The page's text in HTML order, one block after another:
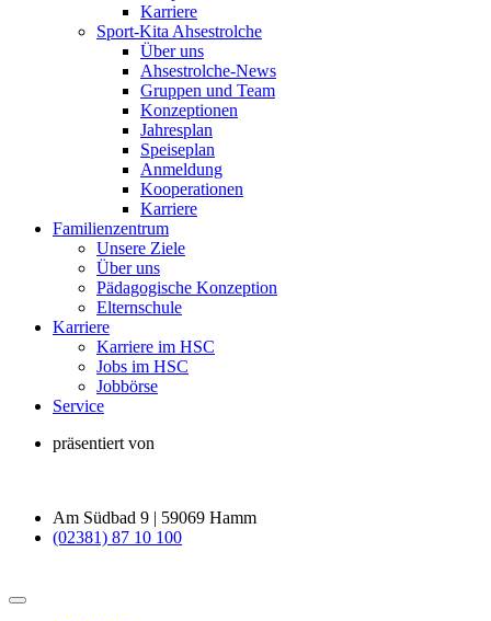
Karriere
Sport-Kita Ahsestrolche
Über uns
Ahsestrolche-News
Gruppen und Team
Konzeptionen
Jahresplan
Speiseplan
Anmeldung
Kooperationen
Karriere
Familienzentrum
Unsere Ziele
Über uns
Pädagogische Konzeption
Elternschule
Karriere
Karriere im HSC
Jobs im HSC
Jobbörse
Service
präsentiert von
Am Südbad 9 | 59069 Hamm
(02381) 87 10 100